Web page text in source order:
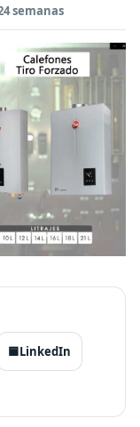
semanas
🟦LinkedIn